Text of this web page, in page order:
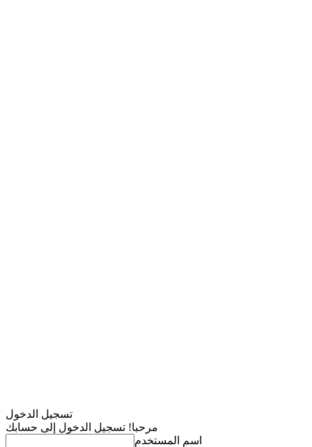
تسجيل الدخول
مرحبا! تسجيل الدخول إلى حسابك
اسم المستخدم